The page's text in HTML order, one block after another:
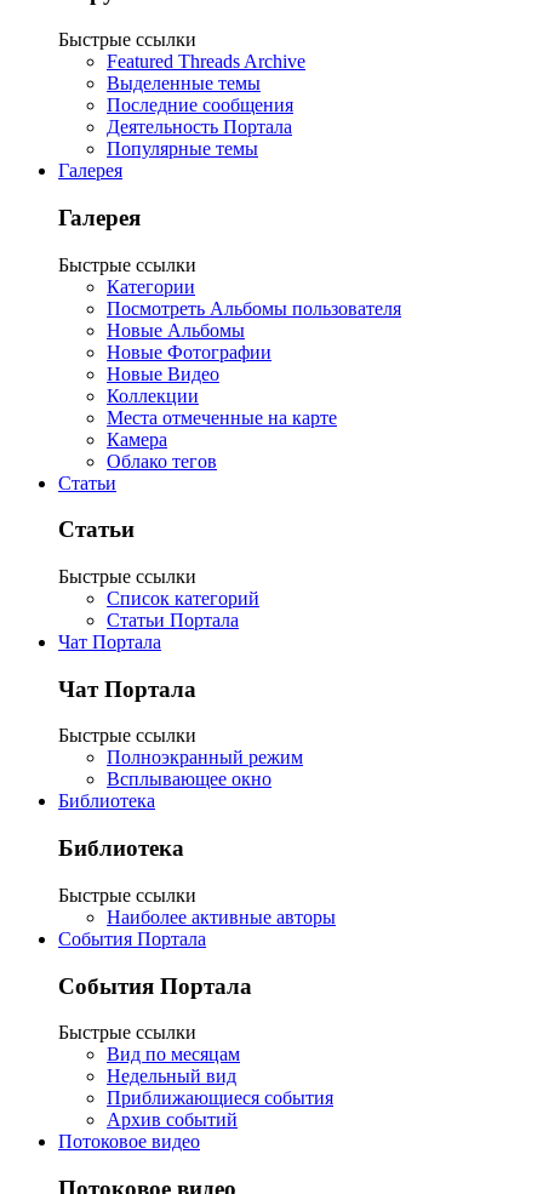
Быстрые ссылки
Featured Threads Archive
Выделенные темы
Последние сообщения
Деятельность Портала
Популярные темы
Галерея
Галерея
Быстрые ссылки
Категории
Посмотреть Альбомы пользователя
Новые Альбомы
Новые Фотографии
Новые Видео
Коллекции
Места отмеченные на карте
Камера
Облако тегов
Статьи
Статьи
Быстрые ссылки
Список категорий
Статьи Портала
Чат Портала
Чат Портала
Быстрые ссылки
Полноэкранный режим
Всплывающее окно
Библиотека
Библиотека
Быстрые ссылки
Наиболее активные авторы
События Портала
События Портала
Быстрые ссылки
Вид по месяцам
Недельный вид
Приближающиеся события
Архив событий
Потоковое видео
Потоковое видео